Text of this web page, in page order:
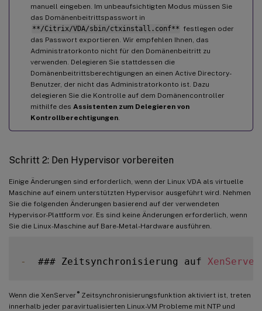
manuell eingeben. Im unbeaufsichtigten Modus müssen Sie
das Domänenbeitrittspasswort in
**/Citrix/VDA/sbin/ctxinstall.conf** festlegen oder
das Passwort exportieren. Wir empfehlen Ihnen, das
Administratorkonto nicht für den Domänenbeitritt zu
verwenden. Delegieren Sie stattdessen die
Domänenbeitrittsberechtigungen an einen Active Directory-
Benutzer, der nicht das Administratorkonto ist. Dazu
delegieren Sie die Kontrolle auf dem Domänencontroller
mithilfe des Assistenten zum Delegieren von
Kontrollberechtigungen
Schritt 2: Den Hypervisor vorbereiten
Einige Änderungen sind erforderlich, wenn der Linux VDA als virtuelle
Maschine auf einem unterstützten Hypervisor ausgeführt wird. Nehmen
Sie die folgenden Änderungen basierend auf der verwendeten
Hypervisor-Plattform vor. Es sind keine Änderungen erforderlich, wenn
Sie die Linux-Maschine auf Bare-Metal-Hardware ausführen.
-
  ### Zeitsynchronisierung auf
XenServer
Wenn die XenServer ®Zeitsynchronisierungsfunktion aktiviert ist, treten
innerhalb jeder paravirtualisierten Linux-VM Probleme mit NTP und